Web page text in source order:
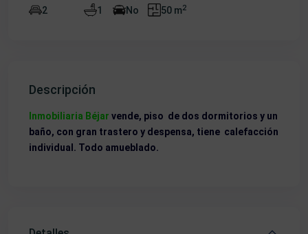
2
1
No
50 m2
Descripción
Inmobiliaria Béjar vende, piso de dos dormitorios y un
baño, con gran trastero y despensa, tiene calefacción
individual. Todo amueblado.